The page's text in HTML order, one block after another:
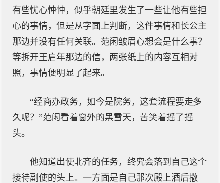
有些忧心忡忡，似乎朝廷里发生了一些让他有些担
心的事情，但是从字面上判断，这件事情和长公主
那边并没有任何关联。范闲皱眉心想会是什么事？
等拆开王启年那边的信，两张纸上的内容互相对
照，事情便明显了起来。
“经商办政务，如今是院务，这套流程要走多
久呢？”范闲看着窗外的黑雪天，苦笑着摇了摇
头。
他知道出使北齐的任务，终究会落到自己这个
接待副使的头上。一方面是自己那次殿上酒后撒